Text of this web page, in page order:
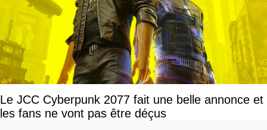
Le JCC Cyberpunk 2077 fait une belle annonce et
les fans ne vont pas être déçus